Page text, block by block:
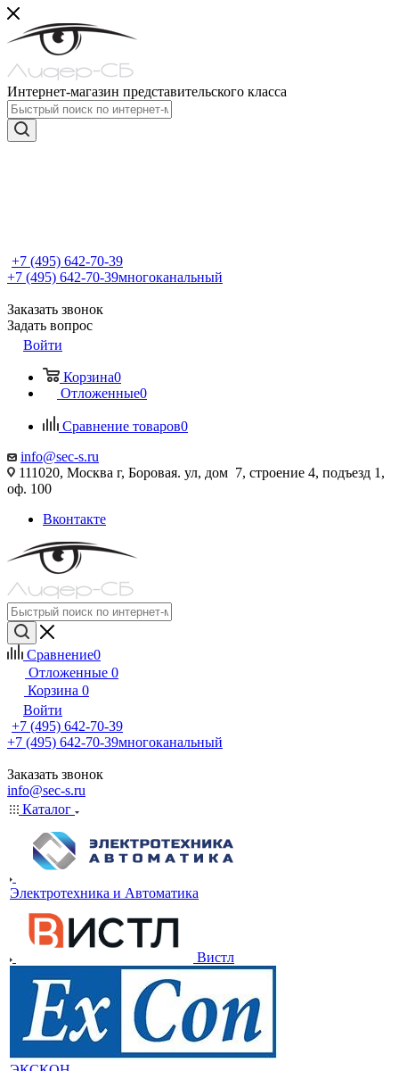
Интернет-магазин представительского класса
+7 (495) 642-70-39
+7 (495) 642-70-39многоканальный
Заказать звонок
Задать вопрос
Войти
Корзина0
Отложенные0
Сравнение товаров0
info@sec-s.ru
111020, Москва г, Боровая. ул, дом 7, строение 4, подъезд 1,
оф. 100
Вконтакте
Сравнение0
Отложенные 0
Корзина 0
Войти
+7 (495) 642-70-39
+7 (495) 642-70-39многоканальный
Заказать звонок
info@sec-s.ru
Каталог
Электротехника и Автоматика
Вистл